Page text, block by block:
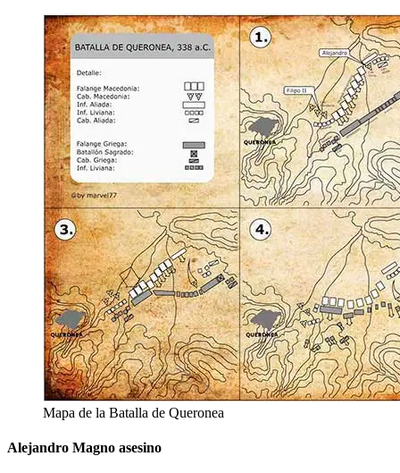
Mapa de la Batalla de Queronea
Alejandro Magno asesino